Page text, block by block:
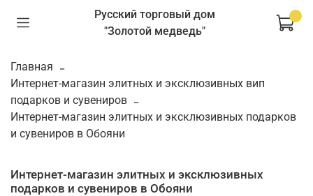
Русский торговый дом
"Золотой медведь"
Главная
Интернет-магазин элитных и эксклюзивных вип
подарков и сувениров
Интернет-магазин элитных и эксклюзивных подарков
и сувениров в Обояни
Интернет-магазин элитных и эксклюзивных
подарков и сувениров в Обояни